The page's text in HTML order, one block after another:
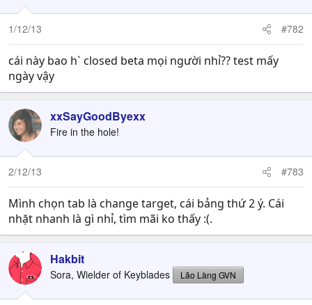
1/12/13 #782
cái này bao h` closed beta mọi người nhỉ?? test mấy
ngày vậy
xxSayGoodByexx
Fire in the hole!
2/12/13 #783
Mình chọn tab là change target, cái bảng thứ 2 ý. Cái
nhặt nhanh là gì nhỉ, tìm mãi ko thấy :(.
Hakbit
Sora, Wielder of Keyblades Lão Làng GVN